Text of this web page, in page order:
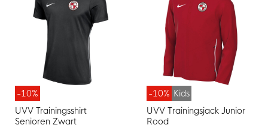
-10%
UVV Trainingsshirt
Senioren Zwart
-10% Kids
UVV Trainingsjack Junior
Rood